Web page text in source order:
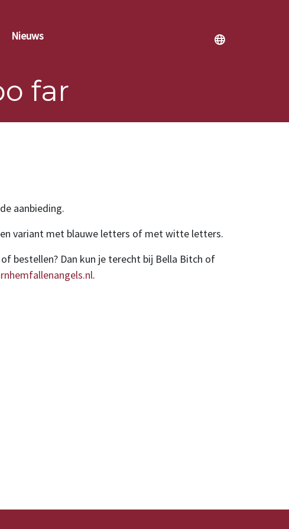
Nieuws
far
aanbieding.
variant met blauwe letters of met witte letters.
bestellen? Dan kun je terecht bij Bella Bitch of
.